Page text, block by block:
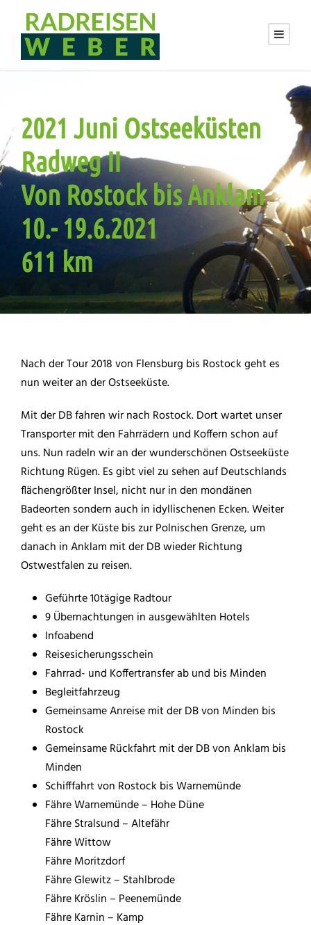
2021 Juni Ostseeküsten
Radweg II
Von Rostock bis Anklam
10.- 19.6.2021
611 km
Nach der Tour 2018 von Flensburg bis Rostock geht es
nun weiter an der Ostseeküste.
Mit der DB fahren wir nach Rostock. Dort wartet unser
Transporter mit den Fahrrädern und Koffern schon auf
uns. Nun radeln wir an der wunderschönen Ostseeküste
Richtung Rügen. Es gibt viel zu sehen auf Deutschlands
flächengrößter Insel, nicht nur in den mondänen
Badeorten sondern auch in idyllischenen Ecken. Weiter
geht es an der Küste bis zur Polnischen Grenze, um
danach in Anklam mit der DB wieder Richtung
Ostwestfalen zu reisen.
Geführte 10tägige Radtour
9 Übernachtungen in ausgewählten Hotels
Infoabend
Reisesicherungsschein
Fahrrad- und Koffertransfer ab und bis Minden
Begleitfahrzeug
Gemeinsame Anreise mit der DB von Minden bis
Rostock
Gemeinsame Rückfahrt mit der DB von Anklam bis
Minden
Schifffahrt von Rostock bis Warnemünde
Fähre Warnemünde – Hohe Düne
Fähre Stralsund – Altefähr
Fähre Wittow
Fähre Moritzdorf
Fähre Glewitz – Stahlbrode
Fähre Kröslin – Peenemünde
Fähre Karnin – Kamp